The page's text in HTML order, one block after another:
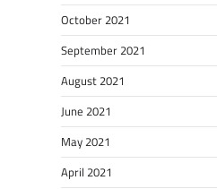
October 2021
September 2021
August 2021
June 2021
May 2021
April 2021